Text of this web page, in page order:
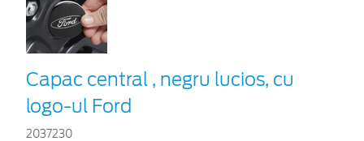
Capac central , negru lucios, cu
logo-ul Ford
2037230